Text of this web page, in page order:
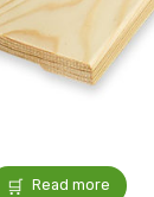
Read more